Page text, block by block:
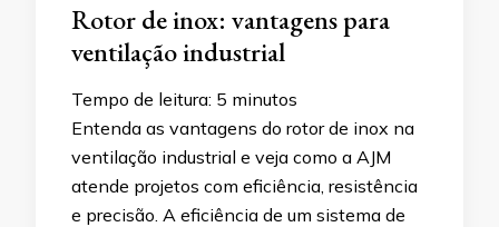
Rotor de inox: vantagens para
ventilação industrial
Tempo de leitura: 5 minutos
Entenda as vantagens do rotor de inox na
ventilação industrial e veja como a AJM
atende projetos com eficiência, resistência
e precisão. A eficiência de um sistema de